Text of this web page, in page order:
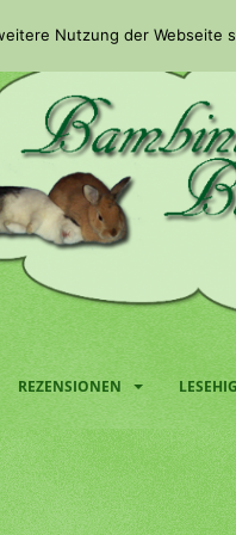
REZENSIONEN
Nutzung der Webseite